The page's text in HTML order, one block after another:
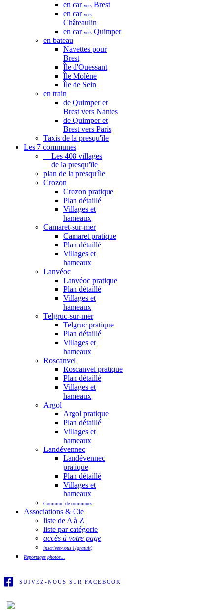
en car vers Brest
en car vers
Châteaulin
en car vers Quimper
en bateau
Navettes pour
Brest
Île d'Ouessant
Île Molène
Île de Sein
en train
de Quimper et
Brest vers Nantes
de Quimper et
Brest vers Paris
Taxis de la presqu'île
Les 7 communes
Les 408 villages
de la presqu'île
plan de la presqu'île
Crozon
Crozon pratique
Plan détaillé
Villages et
hameaux
Camaret-sur-mer
Camaret pratique
Plan détaillé
Villages et
hameaux
Lanvéoc
Lanvéoc pratique
Plan détaillé
Villages et
hameaux
Telgruc-sur-mer
Telgruc pratique
Plan détaillé
Villages et
hameaux
Roscanvel
Roscanvel pratique
Plan détaillé
Villages et
hameaux
Argol
Argol pratique
Plan détaillé
Villages et
hameaux
Landévennec
Landévennec
pratique
Plan détaillé
Villages et
hameaux
Commun. de communes
Associations & Cie
liste de A à Z
liste par catégorie
accès à votre page
inscrivez-vous ! (gratuit)
Reportages photos...
SUIVEZ-NOUS SUR FACEBOOK